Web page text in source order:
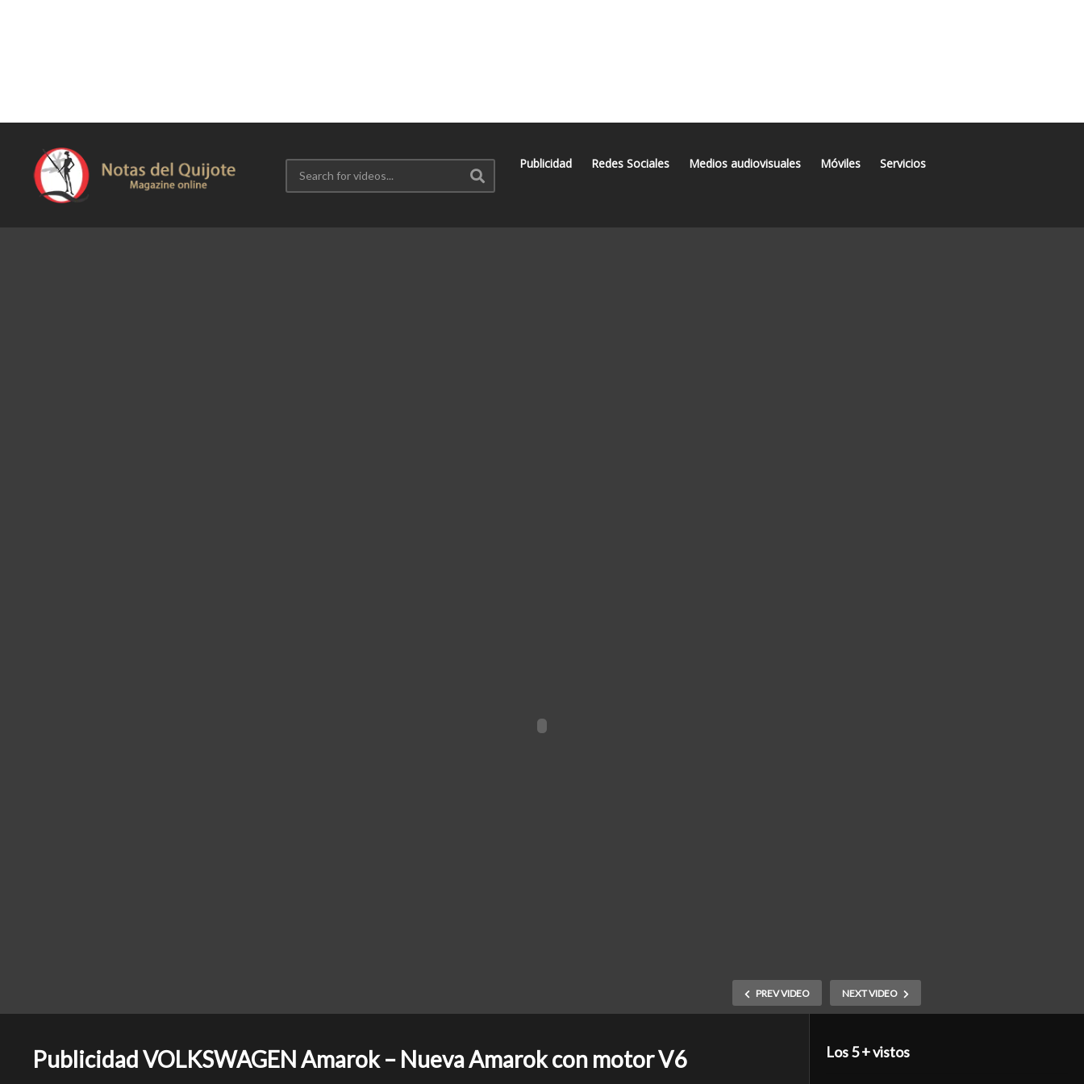
Publicidad Redes Sociales Medios audiovisuales Móviles Servicios
PREV VIDEO NEXT VIDEO
Publicidad VOLKSWAGEN Amarok – Nueva Amarok con motor V6 Los 5 + vistos